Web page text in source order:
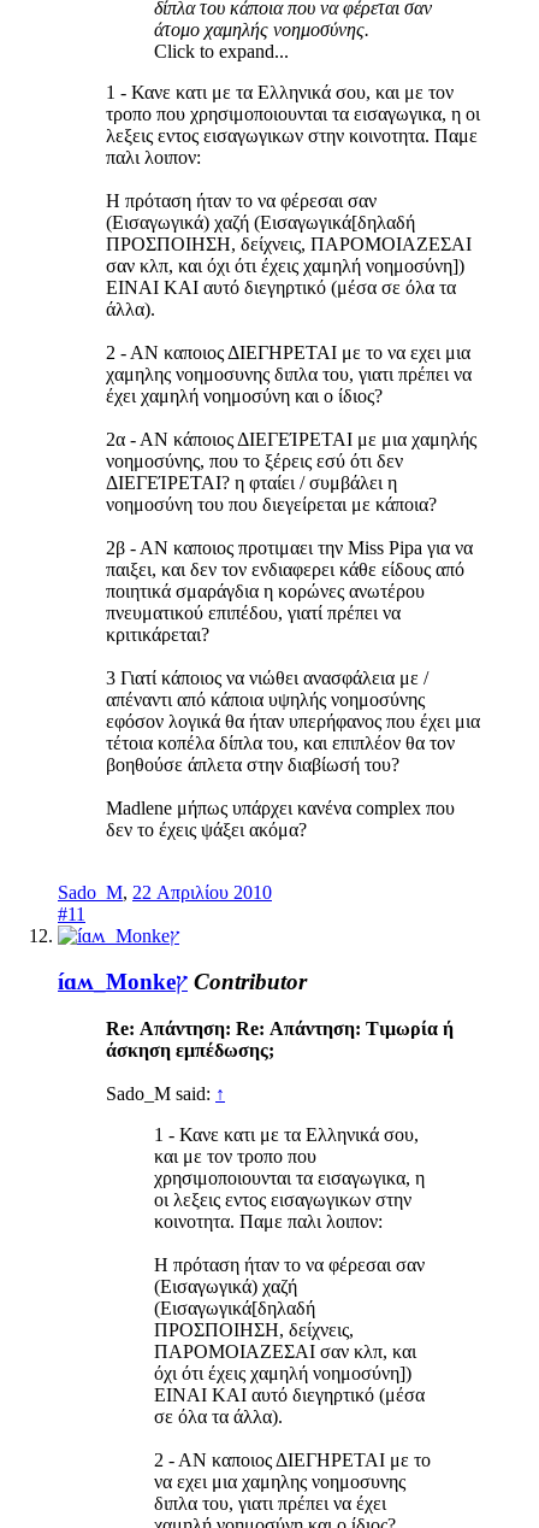
δίπλα του κάποια που να φέρεται σαν
άτομο χαμηλής νοημοσύνης.
Click to expand...
1 - Κανε κατι με τα Ελληνικά σου, και με τον
τροπο που χρησιμοποιουνται τα εισαγωγικα, η οι
λεξεις εντος εισαγωγικων στην κοινοτητα. Παμε
παλι λοιπον:
Η πρόταση ήταν το να φέρεσαι σαν
(Εισαγωγικά) χαζή (Εισαγωγικά[δηλαδή
ΠΡΟΣΠΟΙΗΣΗ, δείχνεις, ΠΑΡΟΜΟΙΑΖΕΣΑΙ
σαν κλπ, και όχι ότι έχεις χαμηλή νοημοσύνη])
ΕΙΝΑΙ ΚΑΙ αυτό διεγηρτικό (μέσα σε όλα τα
άλλα).
2 - ΑΝ καποιος ΔΙΕΓΗΡΕΤΑΙ με το να εχει μια
χαμηλης νοημοσυνης διπλα του, γιατι πρέπει να
έχει χαμηλή νοημοσύνη και ο ίδιος?
2α - ΑΝ κάποιος ΔΙΕΓΕΊΡΕΤΑΙ με μια χαμηλής
νοημοσύνης, που το ξέρεις εσύ ότι δεν
ΔΙΕΓΕΊΡΕΤΑΙ? η φταίει / συμβάλει η
νοημοσύνη του που διεγείρεται με κάποια?
2β - ΑΝ καποιος προτιμαει την Miss Pipa για να
παιξει, και δεν τον ενδιαφερει κάθε είδους από
ποιητικά σμαράγδια η κορώνες ανωτέρου
πνευματικού επιπέδου, γιατί πρέπει να
κριτικάρεται?
3 Γιατί κάποιος να νιώθει ανασφάλεια με /
απέναντι από κάποια υψηλής νοημοσύνης
εφόσον λογικά θα ήταν υπερήφανος που έχει μια
τέτοια κοπέλα δίπλα του, και επιπλέον θα τον
βοηθούσε άπλετα στην διαβίωσή του?
Madlene μήπως υπάρχει κανένα complex που
δεν το έχεις ψάξει ακόμα?
Sado_M, 22 Απριλίου 2010
#11
íɑʍ_Monkeץ Contributor
Re: Απάντηση: Re: Απάντηση: Τιμωρία ή
άσκηση εμπέδωσης;
Sado_M said: ↑
1 - Κανε κατι με τα Ελληνικά σου,
και με τον τροπο που
χρησιμοποιουνται τα εισαγωγικα, η
οι λεξεις εντος εισαγωγικων στην
κοινοτητα. Παμε παλι λοιπον:
Η πρόταση ήταν το να φέρεσαι σαν
(Εισαγωγικά) χαζή
(Εισαγωγικά[δηλαδή
ΠΡΟΣΠΟΙΗΣΗ, δείχνεις,
ΠΑΡΟΜΟΙΑΖΕΣΑΙ σαν κλπ, και
όχι ότι έχεις χαμηλή νοημοσύνη])
ΕΙΝΑΙ ΚΑΙ αυτό διεγηρτικό (μέσα
σε όλα τα άλλα).
2 - ΑΝ καποιος ΔΙΕΓΗΡΕΤΑΙ με το
να εχει μια χαμηλης νοημοσυνης
διπλα του, γιατι πρέπει να έχει